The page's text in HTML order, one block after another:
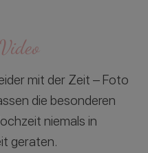
mit der Zeit – Foto
die besonderen
niemals in
geraten.